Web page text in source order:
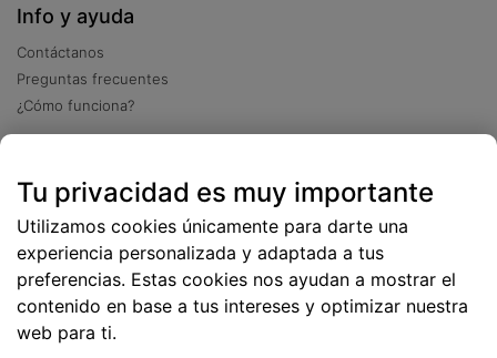
Info y ayuda
Contáctanos
Preguntas frecuentes
¿Cómo funciona?
Más de 2 millones de descargas
Tu privacidad es muy importante
Utilizamos cookies únicamente para darte una
experiencia personalizada y adaptada a tus
preferencias. Estas cookies nos ayudan a mostrar el
contenido en base a tus intereses y optimizar nuestra
web para ti.